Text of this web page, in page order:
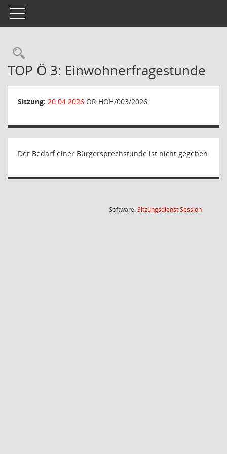
Toggle navigation
Rechercheauswahl
TOP Ö 3: Einwohnerfragestunde
Sitzung: 20.04.2026 OR HOH/003/2026
Der Bedarf einer Bürgersprechstunde ist nicht gegeben
Software:SitzungsdienstSession(Wird in